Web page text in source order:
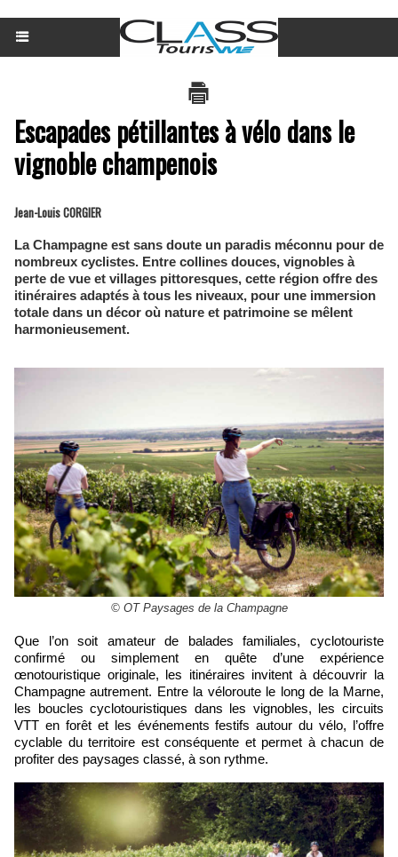
Escapades pétillantes à vélo dans le
vignoble champenois
Jean-Louis CORGIER
La Champagne est sans doute un paradis méconnu pour de
nombreux cyclistes. Entre collines douces, vignobles à
perte de vue et villages pittoresques, cette région offre des
itinéraires adaptés à tous les niveaux, pour une immersion
totale dans un décor où nature et patrimoine se mêlent
harmonieusement.
© OT Paysages de la Champagne
Que l’on soit amateur de balades familiales, cyclotouriste
confirmé ou simplement en quête d’une expérience
œnotouristique originale, les itinéraires invitent à découvrir la
Champagne autrement. Entre la véloroute le long de la Marne,
les boucles cyclotouristiques dans les vignobles, les circuits
VTT en forêt et les événements festifs autour du vélo, l’offre
cyclable du territoire est conséquente et permet à chacun de
profiter des paysages classé, à son rythme.